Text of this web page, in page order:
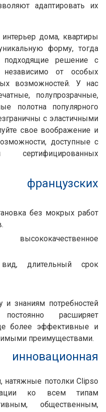
адаптировать их
дома, квартиры
форму, тогда
подходящие решение с
от особых
возможностей. У нас
полупрозрачные,
полотна популярного
с эластичными
свое воображение и
доступные с
без мокрых работ
длительный срок
знаниям потребностей
расширяет
более эффективные и
преимуществами.
натяжные потолки Clipso
ко всем типам
общественным,